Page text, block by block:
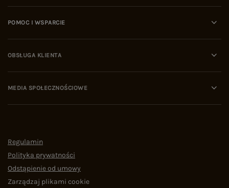
POMOC I WSPARCIE
OBSŁUGA KLIENTA
MEDIA SPOŁECZNOŚCIOWE
Regulamin
Polityka prywatności
Odstąpienie od umowy
Zarządzaj plikami cookie